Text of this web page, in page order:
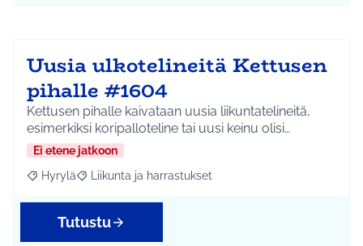
Uusia ulkotelineitä Kettusen
pihalle #1604
Kettusen pihalle kaivataan uusia liikuntatelineitä,
esimerkiksi koripalloteline tai uusi keinu olisi…
Ei etene jatkoon
Rajaa tulokset aihepiirin mukaan: Hyrylä
Hyrylä Rajaa tulokset teeman mukaan: Liikunta ja
Liikunta ja harrastukset
Tutustu